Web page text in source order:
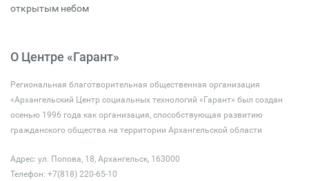
открытым небом
О Центре «Гарант»
Региональная благотворительная общественная организация
«Архангельский Центр социальных технологий «Гарант» был создан
осенью 1996 года как организация, способствующая развитию
гражданского общества на территории Архангельской области
Адрес: ул. Попова, 18, Архангельск, 163000
Телефон: +7(818) 220-65-10